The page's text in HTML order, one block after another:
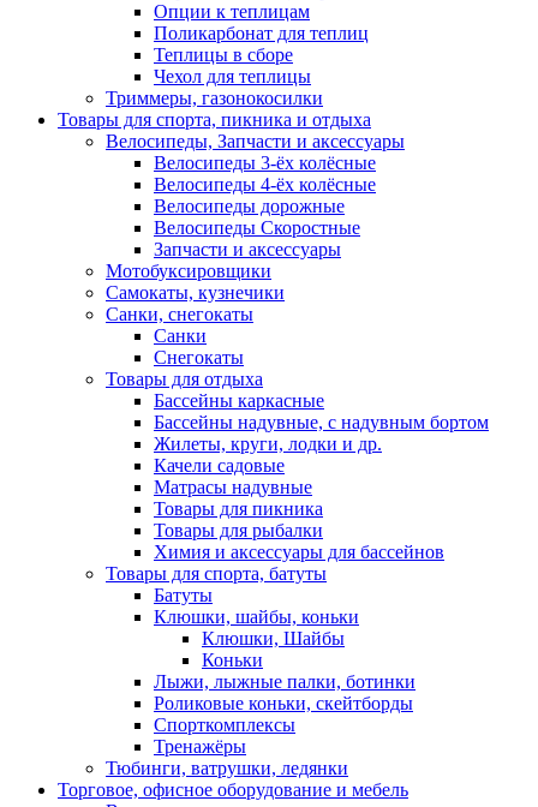
Опции к теплицам
Поликарбонат для теплиц
Теплицы в сборе
Чехол для теплицы
Триммеры, газонокосилки
Товары для спорта, пикника и отдыха
Велосипеды, Запчасти и аксессуары
Велосипеды 3-ёх колёсные
Велосипеды 4-ёх колёсные
Велосипеды дорожные
Велосипеды Скоростные
Запчасти и аксессуары
Мотобуксировщики
Самокаты, кузнечики
Санки, снегокаты
Санки
Снегокаты
Товары для отдыха
Бассейны каркасные
Бассейны надувные, с надувным бортом
Жилеты, круги, лодки и др.
Качели садовые
Матрасы надувные
Товары для пикника
Товары для рыбалки
Химия и аксессуары для бассейнов
Товары для спорта, батуты
Батуты
Клюшки, шайбы, коньки
Клюшки, Шайбы
Коньки
Лыжи, лыжные палки, ботинки
Роликовые коньки, скейтборды
Спорткомплексы
Тренажёры
Тюбинги, ватрушки, ледянки
Торговое, офисное оборудование и мебель